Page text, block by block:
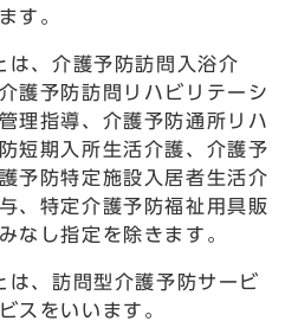
す。
は、介護予防訪問入浴介
護予防訪問リハビリテーシ
理指導、介護予防通所リハ
短期入所生活介護、介護予
予防特定施設入居者生活介
、特定介護予防福祉用具販
なし指定を除きます。
は、訪問型介護予防サービ
スをいいます。